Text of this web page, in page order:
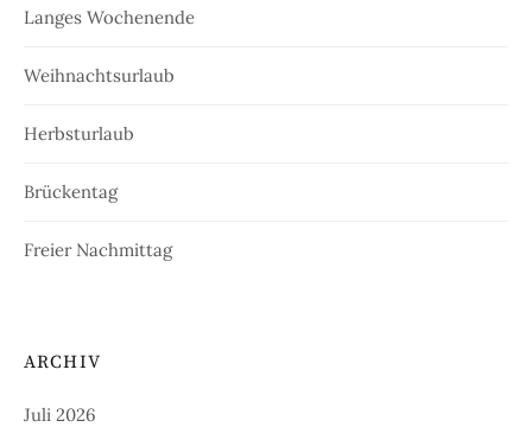
Langes Wochenende
Weihnachtsurlaub
Herbsturlaub
Brückentag
Freier Nachmittag
ARCHIV
Juli 2026